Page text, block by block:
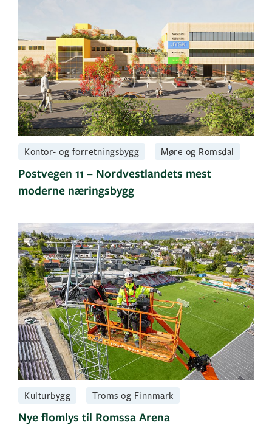
Kontor- og forretningsbygg Møre og Romsdal
Postvegen 11 – Nordvestlandets mest
moderne næringsbygg
Kulturbygg Troms og Finnmark
Nye flomlys til Romssa Arena